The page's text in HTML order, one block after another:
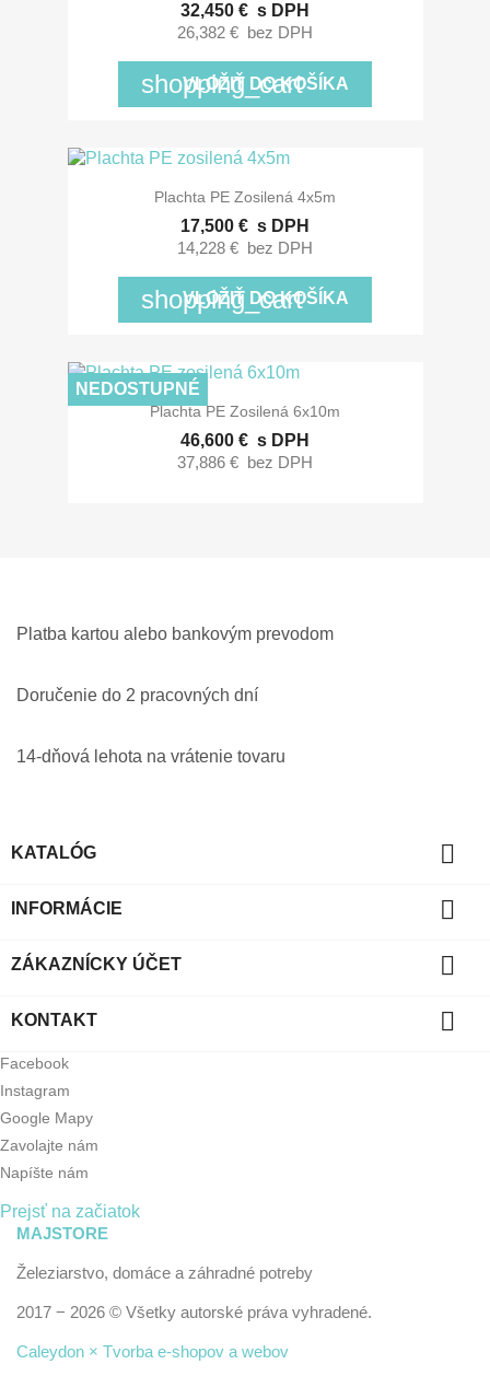
32,450 € s DPH
26,382 € bez DPH
shopping_cart
VLOŽIŤ DO KOŠÍKA
Plachta PE Zosilená 4x5m
17,500 € s DPH
14,228 € bez DPH
shopping_cart
VLOŽIŤ DO KOŠÍKA
Plachta PE Zosilená 6x10m
46,600 € s DPH
37,886 € bez DPH
NEDOSTUPNÉ
Platba kartou alebo bankovým prevodom
Doručenie do 2 pracovných dní
14-dňová lehota na vrátenie tovaru
KATALÓG 
INFORMÁCIE 
ZÁKAZNÍCKY ÚČET 
KONTAKT 
Facebook
Instagram
Google Mapy
Zavolajte nám
Napíšte nám
Prejsť na začiatok
MAJSTORE
Železiarstvo, domáce a záhradné potreby
2017 − 2026 © Všetky autorské práva vyhradené.
Caleydon × Tvorba e-shopov a webov